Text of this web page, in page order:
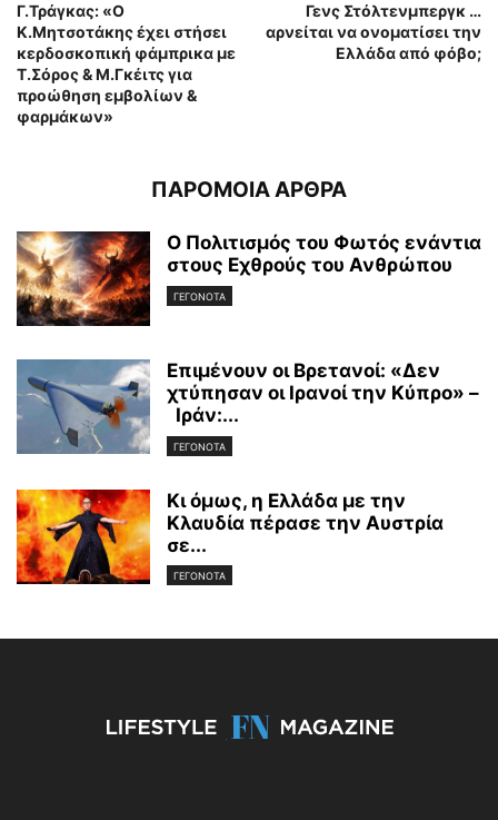
Γ.Τράγκας: «Ο
Κ.Μητσοτάκης έχει στήσει
κερδοσκοπική φάμπρικα με
Τ.Σόρος & Μ.Γκέιτς για
προώθηση εμβολίων &
φαρμάκων»
Γενς Στόλτενμπεργκ …
αρνείται να ονοματίσει την
Ελλάδα από φόβο;
ΠΑΡΟΜΟΙΑ ΑΡΘΡΑ
Ο Πολιτισμός του Φωτός ενάντια
στους Εχθρούς του Ανθρώπου
ΓΕΓΟΝΟΤΑ
Επιμένουν οι Βρετανοί: «Δεν
χτύπησαν οι Ιρανοί την Κύπρο» –
Ιράν:...
ΓΕΓΟΝΟΤΑ
Κι όμως, η Ελλάδα με την
Κλαυδία πέρασε την Αυστρία
σε...
ΓΕΓΟΝΟΤΑ